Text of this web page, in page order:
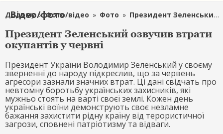
Відео/фото
Додому » Фото/відео » Фото » Президент Зеленський озвучив втрати окупантів у червні
Президент Зеленський озвучив втрати
окупантів у червні
Президент України Володимир Зеленський у своєму
зверненні до народу підкреслив, що за червень
агресори зазнали значних втрат. Ці дані свідчать про
невтомну боротьбу українських захисників, які
мужньо стоять на варті своєї землі. Кожен день
українські воїни демонструють своє незламне
бажання захистити рідну країну від терористичної
загрози, сповнені патріотизму та відваги.